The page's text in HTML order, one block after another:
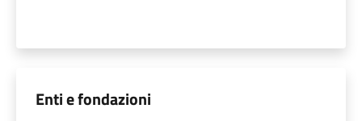
Enti e fondazioni